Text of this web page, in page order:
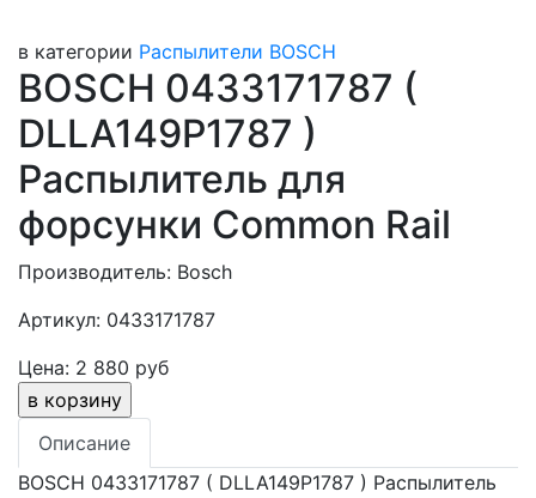
в категории Распылители BOSCH
BOSCH 0433171787 (
DLLA149P1787 )
Распылитель для
форсунки Common Rail
Производитель: Bosch
Артикул: 0433171787
Цена: 2 880 руб
Описание
BOSCH 0433171787 ( DLLA149P1787 ) Распылитель